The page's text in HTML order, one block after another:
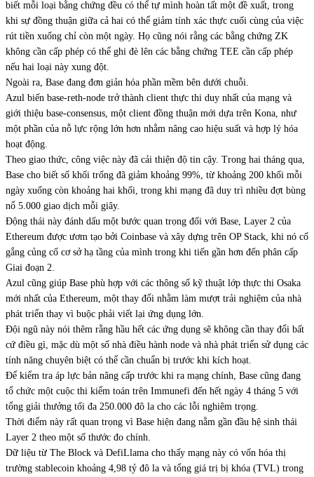
biết mỗi loại bằng chứng đều có thể tự mình hoàn tất một đề xuất, trong
khi sự đồng thuận giữa cả hai có thể giảm tính xác thực cuối cùng của việc
rút tiền xuống chỉ còn một ngày. Họ cũng nói rằng các bằng chứng ZK
không cần cấp phép có thể ghi đè lên các bằng chứng TEE cần cấp phép
nếu hai loại này xung đột.
Ngoài ra, Base đang đơn giản hóa phần mềm bên dưới chuỗi.
Azul biến base-reth-node trở thành client thực thi duy nhất của mạng và
giới thiệu base-consensus, một client đồng thuận mới dựa trên Kona, như
một phần của nỗ lực rộng lớn hơn nhằm nâng cao hiệu suất và hợp lý hóa
hoạt động.
Theo giao thức, công việc này đã cải thiện độ tin cậy. Trong hai tháng qua,
Base cho biết số khối trống đã giảm khoảng 99%, từ khoảng 200 khối mỗi
ngày xuống còn khoảng hai khối, trong khi mạng đã duy trì nhiều đợt bùng
nổ 5.000 giao dịch mỗi giây.
Động thái này đánh dấu một bước quan trọng đối với Base, Layer 2 của
Ethereum được ươm tạo bởi Coinbase và xây dựng trên OP Stack, khi nó cố
gắng củng cố cơ sở hạ tầng của mình trong khi tiến gần hơn đến phân cấp
Giai đoạn 2.
Azul cũng giúp Base phù hợp với các thông số kỹ thuật lớp thực thi Osaka
mới nhất của Ethereum, một thay đổi nhằm làm mượt trải nghiệm của nhà
phát triển thay vì buộc phải viết lại ứng dụng lớn.
Đội ngũ này nói thêm rằng hầu hết các ứng dụng sẽ không cần thay đổi bất
cứ điều gì, mặc dù một số nhà điều hành node và nhà phát triển sử dụng các
tính năng chuyên biệt có thể cần chuẩn bị trước khi kích hoạt.
Để kiểm tra áp lực bản nâng cấp trước khi ra mạng chính, Base cũng đang
tổ chức một cuộc thi kiểm toán trên Immunefi đến hết ngày 4 tháng 5 với
tổng giải thưởng tối đa 250.000 đô la cho các lỗi nghiêm trọng.
Thời điểm này rất quan trọng vì Base hiện đang nằm gần đầu hệ sinh thái
Layer 2 theo một số thước đo chính.
Dữ liệu từ The Block và DefiLlama cho thấy mạng này có vốn hóa thị
trường stablecoin khoảng 4,98 tỷ đô la và tổng giá trị bị khóa (TVL) trong